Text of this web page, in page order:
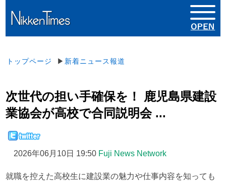
トップページ ▶ 新着ニュース報道
次世代の担い手確保を！ 鹿児島県建設
業協会が高校で合同説明会 ...
2026年06月10日 19:50 Fuji News Network
就職を控えた高校生に建設業の魅力や仕事内容を知っても